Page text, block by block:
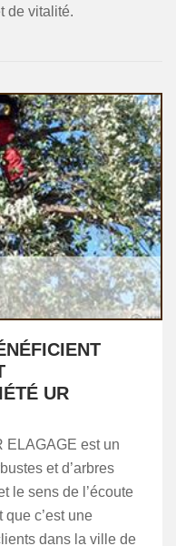
de vitalité.
UR
ELAGAGE est un
et d’arbres
le sens de l’écoute
c’est une
dans la ville de